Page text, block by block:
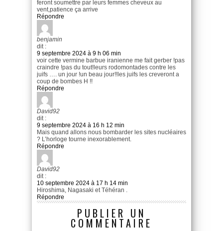
feront soumettre par leurs femmes cheveux au
vent,patience ça arrive
Répondre
benjamin
dit :
9 septembre 2024 à 9 h 06 min
voir cette vermine barbue iranienne me fait gerber !pas
craindre !pas du tout!leurs rodomontades contre les
juifs …. un jour !un beau jour!!les juifs les creveront a
coup de bombes H !!
Répondre
David92
dit :
9 septembre 2024 à 16 h 12 min
Mais quand allons nous bombarder les sites nucléaires
? L’horloge tourne inexorablement.
Répondre
David92
dit :
10 septembre 2024 à 17 h 14 min
Hiroshima, Nagasaki et Téhéran .
Répondre
PUBLIER UN
COMMENTAIRE